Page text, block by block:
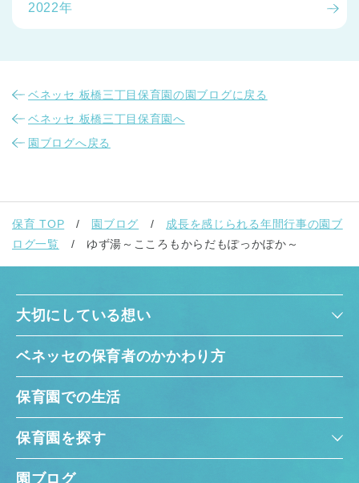
2022年
ベネッセ 板橋三丁目保育園の園ブログに戻る
ベネッセ 板橋三丁目保育園へ
園ブログへ戻る
保育 TOP 園ブログ
成長を感じられる年間行事の園ブ
ログ一覧
ゆず湯～こころもからだもぽっかぽか～
大切にしている想い
ベネッセの保育者のかかわり方
保育園での生活
保育園を探す
園ブログ